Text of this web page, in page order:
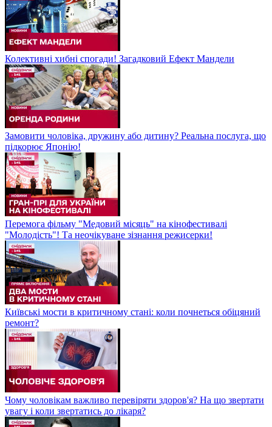
Колективні хибні спогади! Загадковий Ефект Мандели
Замовити чоловіка, дружину або дитину? Реальна послуга, що
підкорює Японію!
Перемога фільму "Медовий місяць" на кінофестивалі
"Молодість"! Та неочікуване зізнання режисерки!
Київські мости в критичному стані: коли почнеться обіцяний
ремонт?
Чому чоловікам важливо перевіряти здоров'я? На що звертати
увагу і коли звертатись до лікаря?